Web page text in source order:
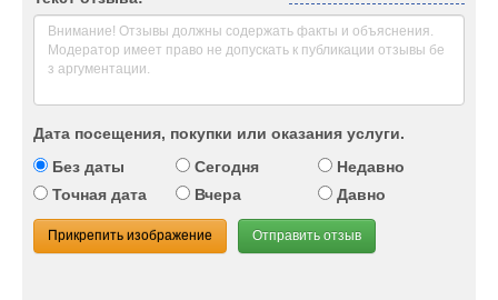
Дата посещения, покупки или оказания услуги.
Без даты
Сегодня
Недавно
Точная дата
Вчера Давно
Прикрепить изображение Отправить отзыв